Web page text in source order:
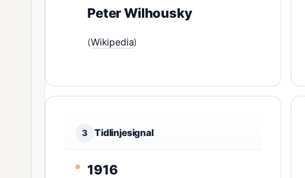
Peter Wilhousky
(Wikipedia)
3 Tidlinjesignal
1916